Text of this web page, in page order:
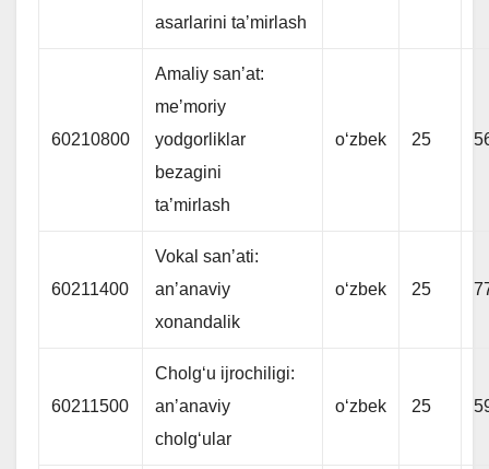
asarlarini taʼmirlash
60210800
Amaliy sanʼat:
meʼmoriy
yodgorliklar
bezagini
taʼmirlash
oʻzbek 25
60211400
Vokal sanʼati:
anʼanaviy
xonandalik
oʻzbek 25
60211500
Cholgʻu ijrochiligi:
anʼanaviy
cholgʻular
oʻzbek 25